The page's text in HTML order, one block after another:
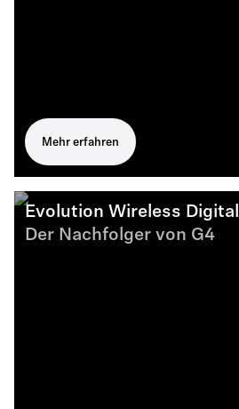
Mehr erfahren
Evolution Wireless Digital
Der Nachfolger von G4